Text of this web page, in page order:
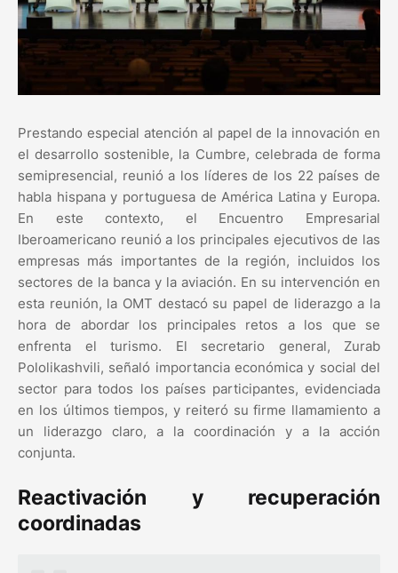
Prestando especial atención al papel de la innovación en
el desarrollo sostenible, la Cumbre, celebrada de forma
semipresencial, reunió a los líderes de los 22 países de
habla hispana y portuguesa de América Latina y Europa.
En este contexto, el Encuentro Empresarial
Iberoamericano reunió a los principales ejecutivos de las
empresas más importantes de la región, incluidos los
sectores de la banca y la aviación. En su intervención en
esta reunión, la OMT destacó su papel de liderazgo a la
hora de abordar los principales retos a los que se
enfrenta el turismo. El secretario general, Zurab
Pololikashvili, señaló importancia económica y social del
sector para todos los países participantes, evidenciada
en los últimos tiempos, y reiteró su firme llamamiento a
un liderazgo claro, a la coordinación y a la acción
conjunta.
Reactivación y recuperación
coordinadas